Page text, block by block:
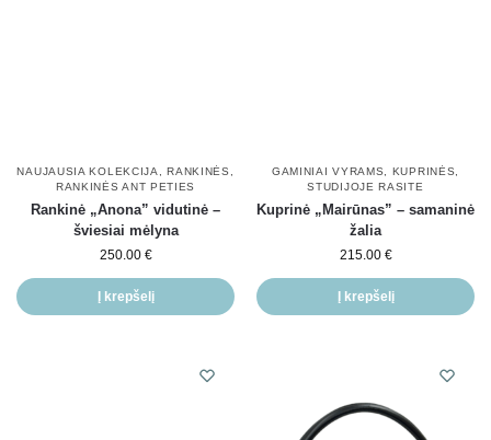
NAUJAUSIA KOLEKCIJA ,RANKINĖS
RANKINĖS ANT PETIES
Rankinė „Anona” vidutinė –
šviesiai mėlyna
250.00 €
Į krepšelį
GAMINIAI VYRAMS KUPRINĖS
STUDIJOJE RASITE
Kuprinė „Mairūnas” – samaninė
žalia
215.00 €
Į krepšelį